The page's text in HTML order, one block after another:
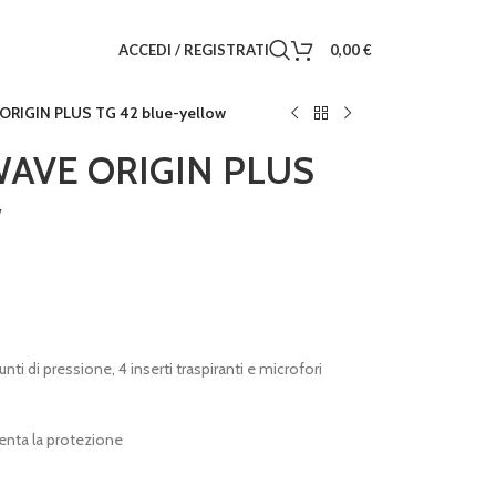
ACCEDI / REGISTRATI 0,00€
ORIGIN PLUS TG 42 blue-yellow
ORIGIN PLUS
di pressione, 4 inserti traspiranti e microfori
la protezione